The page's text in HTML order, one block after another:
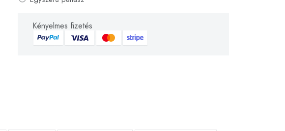
Kényelmes fizetés